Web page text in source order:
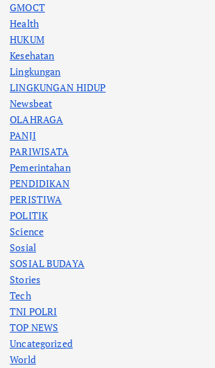
GMOCT
Health
HUKUM
Kesehatan
Lingkungan
LINGKUNGAN HIDUP
Newsbeat
OLAHRAGA
PANJI
PARIWISATA
Pemerintahan
PENDIDIKAN
PERISTIWA
POLITIK
Science
Sosial
SOSIAL BUDAYA
Stories
Tech
TNI POLRI
TOP NEWS
Uncategorized
World